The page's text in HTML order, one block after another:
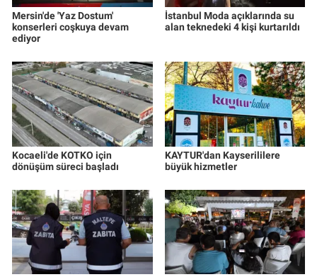
Mersin'de 'Yaz Dostum'
konserleri coşkuya devam
ediyor
İstanbul Moda açıklarında su
alan teknedeki 4 kişi kurtarıldı
Kocaeli'de KOTKO için
dönüşüm süreci başladı
KAYTUR'dan Kayserililere
büyük hizmetler